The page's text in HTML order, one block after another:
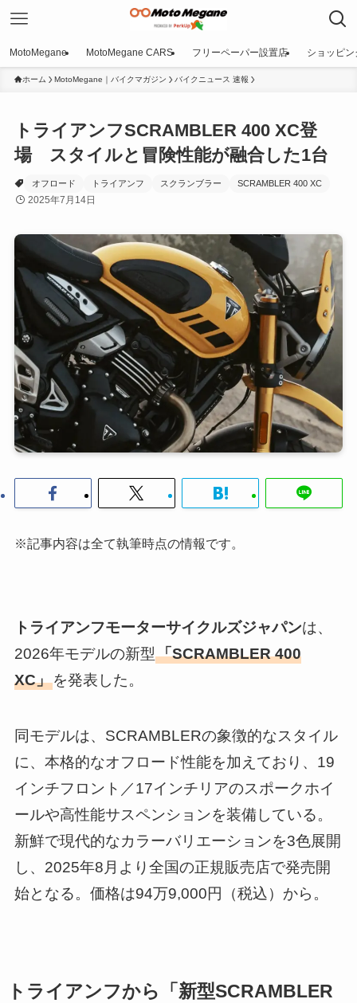
MotoMegane MotoMegane CARS フリーペーパー設置店 ショッピン
ホーム MotoMegane｜バイクマガジン バイクニュース 速報
トライアンフSCRAMBLER 400 XC登
場 スタイルと冒険性能が融合した1台
オフロード トライアンフ スクランブラー SCRAMBLER 400 XC
2025年7月14日
※記事内容は全て執筆時点の情報です。
トライアンフモーターサイクルズジャパンは、
2026年モデルの新型「SCRAMBLER 400
XC」を発表した。
同モデルは、SCRAMBLERの象徴的なスタイル
に、本格的なオフロード性能を加えており、19
インチフロント／17インチリアのスポークホイ
ールや高性能サスペンションを装備している。
新鮮で現代的なカラーバリエーションを3色展開
し、2025年8月より全国の正規販売店で発売開
始となる。価格は94万9,000円（税込）から。
トライアンフから「新型SCRAMBLER